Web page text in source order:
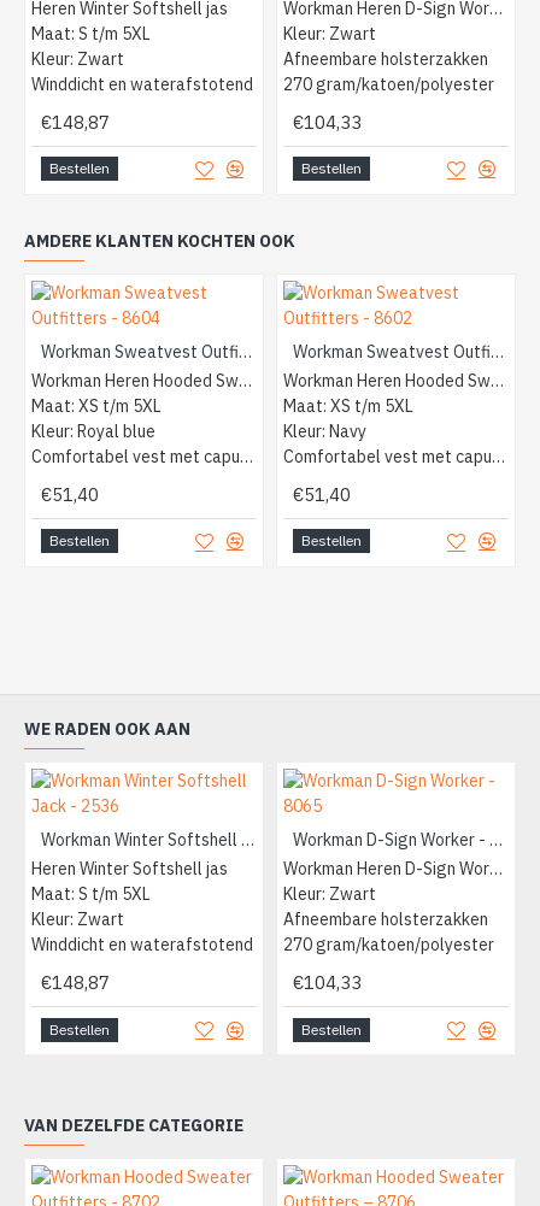
Heren Winter Softshell jas
Maat: S t/m 5XL
Kleur: Zwart
Winddicht en waterafstotend
€148,87
Bestellen
Workman Heren D-Sign Worker
Kleur: Zwart
Afneembare holsterzakken
270 gram/katoen/polyester
€104,33
Bestellen
AMDERE KLANTEN KOCHTEN OOK
Workman Sweatvest Outfitters - 8604
Workman Heren Hooded Sweatvest
Maat: XS t/m 5XL
Kleur: Royal blue
Comfortabel vest met capuchon
€51,40
Bestellen
Workman Sweatvest Outfitters - 8602
Workman Heren Hooded Sweatvest
Maat: XS t/m 5XL
Kleur: Navy
Comfortabel vest met capuchon
€51,40
Bestellen
WE RADEN OOK AAN
Workman Winter Softshell Jack - 2536
Heren Winter Softshell jas
Maat: S t/m 5XL
Kleur: Zwart
Winddicht en waterafstotend
€148,87
Bestellen
Workman D-Sign Worker - 8065
Workman Heren D-Sign Worker
Kleur: Zwart
Afneembare holsterzakken
270 gram/katoen/polyester
€104,33
Bestellen
VAN DEZELFDE CATEGORIE